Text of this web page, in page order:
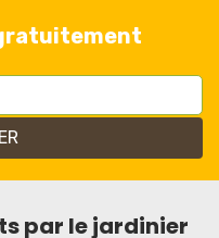
par le jardinier